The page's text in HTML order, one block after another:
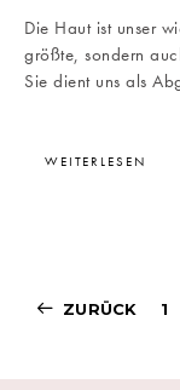
Die Haut ist unser
größte, sondern
Sie dient uns als
WEITERLESEN
ZURÜCK 1